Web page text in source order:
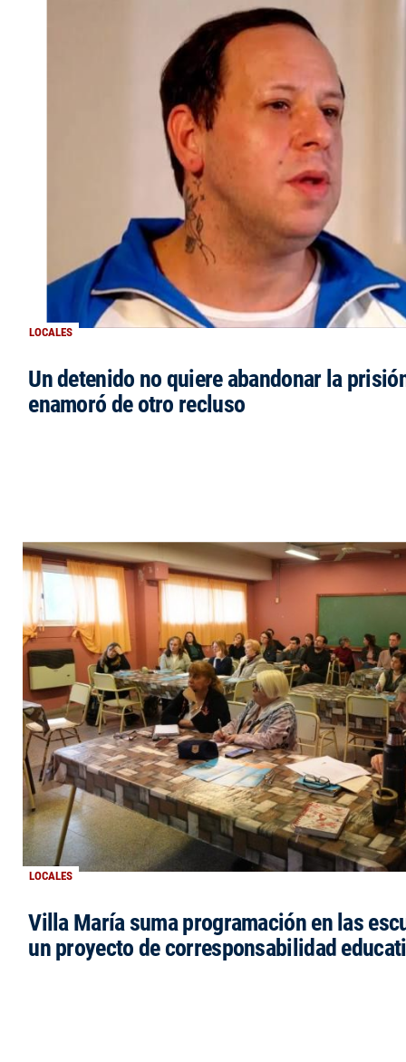
LOCALES
Un detenido no quiere abandonar la
enamoró de otro recluso
LOCALES
Villa María suma programación en las
un proyecto de corresponsabilidad